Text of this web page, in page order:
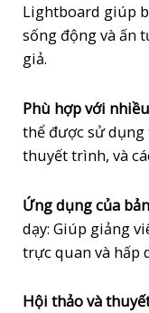
Lightboard giúp
sống động và ấn
giả.
Phù hợp với
thể được sử
thuyết trình, và
Ứng dụng của
dạy: Giúp giảng
trực quan và hấp
Hội thảo và